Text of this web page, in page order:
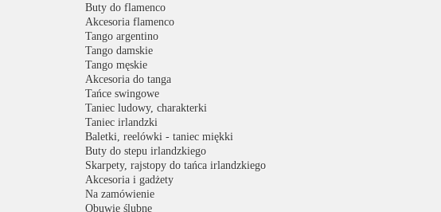
Buty do flamenco
Akcesoria flamenco
Tango argentino
Tango damskie
Tango męskie
Akcesoria do tanga
Tańce swingowe
Taniec ludowy, charakterki
Taniec irlandzki
Baletki, reelówki - taniec miękki
Buty do stepu irlandzkiego
Skarpety, rajstopy do tańca irlandzkiego
Akcesoria i gadżety
Na zamówienie
Obuwie ślubne